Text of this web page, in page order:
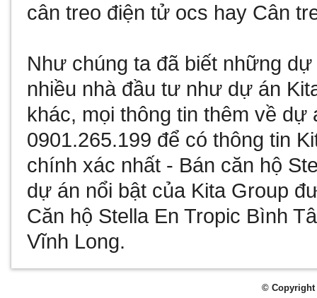
cân treo điện tử ocs hay Cân
Như chúng ta đã biết những dự
nhiều nhà đầu tư như dự án
khác, mọi thông tin thêm về dự
0901.265.199 để có thông tin
chính xác nhất - Bán căn hộ
dự án nổi bật của Kita Group
Căn hộ Stella En Tropic Bình
Vĩnh Long.
© Copyright